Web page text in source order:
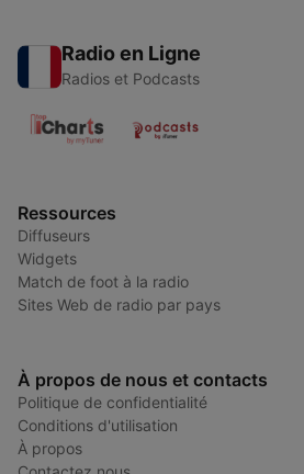
Radio en Ligne
Radios et Podcasts
Ressources
Diffuseurs
Widgets
Match de foot à la radio
Sites Web de radio par pays
À propos de nous et contacts
Politique de confidentialité
Conditions d'utilisation
À propos